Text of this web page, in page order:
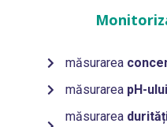
măsurarea
măsurarea pH-ului
măsurarea